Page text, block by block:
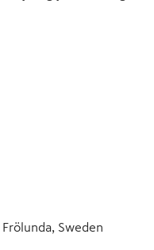
(CMC),
Frölunda, Sweden